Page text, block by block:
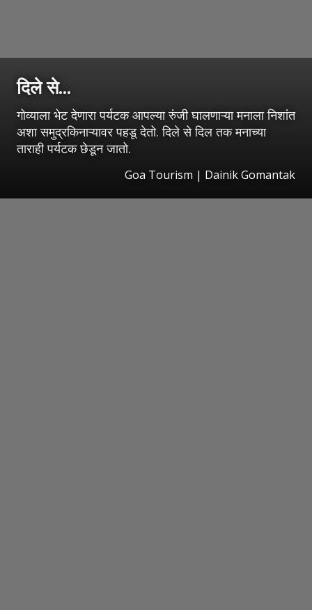
दिले से...
गोव्याला भेट देणारा पर्यटक आपल्या रुंजी घालणाऱ्या मनाला निशांत
अशा समुद्रकिनाऱ्यावर पहडू देतो. दिले से दिल तक मनाच्या
ताराही पर्यटक छेडून जातो.
Goa Tourism | Dainik Gomantak